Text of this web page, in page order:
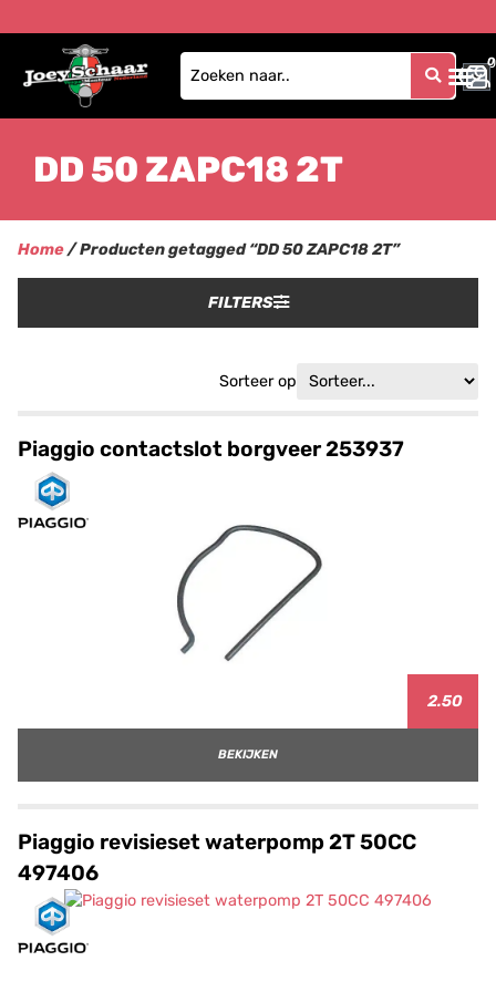
0
0
DD 50 ZAPC18 2T
Home/ Producten getagged “DD 50 ZAPC18 2T”
FILTERS
Sorteer op
Piaggio contactslot borgveer 253937
2.50
BEKIJKEN
Piaggio revisieset waterpomp 2T 50CC
497406